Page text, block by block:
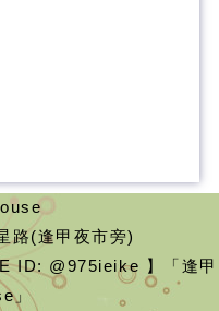
路(逢甲夜市旁)
ID: @975ieike 】「逢甲
」